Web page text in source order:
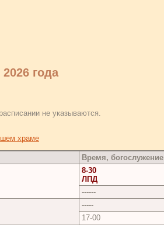
года
не указываются.
храме
Время, богослужение
8-30
ЛПД
------
-----
17-00